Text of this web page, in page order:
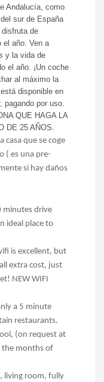
Andalucía, como
sur de España
de
el año. Ven a
y la vida de
el año. ¡Un coche
al máximo la
disponible en
pagando por uso.
QUE HAGA LA
DE 25 AÑOS.
casa que se coge
( es una pre-
si hay daños
minutes drive
ideal place to
is excellent, but
extra cost, just
NEW WIFI
a 5 minute
restaurants.
(on request at
the months of
living room, fully